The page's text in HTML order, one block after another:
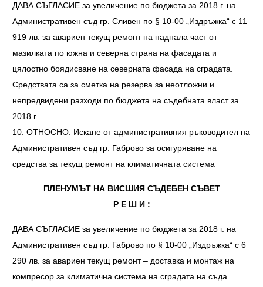
ДАВА СЪГЛАСИЕ за увеличение по бюджета за 2018 г. на
Административен съд гр. Сливен по § 10-00 „Издръжка“ с 11
919 лв. за авариен текущ ремонт на паднала част от
мазилката по южна и северна страна на фасадата и
цялостно боядисване на северната фасада на сградата.
Средствата са за сметка на резерва за неотложни и
непредвидени разходи по бюджета на съдебната власт за
2018 г.
10. ОТНОСНО: Искане от административния ръководител на
Административен съд гр. Габрово за осигуряване на
средства за текущ ремонт на климатичната система
ПЛЕНУМЪТ НА ВИСШИЯ СЪДЕБЕН СЪВЕТ
Р Е Ш И :
ДАВА СЪГЛАСИЕ за увеличение по бюджета за 2018 г. на
Административен съд гр. Габрово по § 10-00 „Издръжка“ с 6
290 лв. за авариен текущ ремонт – доставка и монтаж на
компресор за климатична система на сградата на съда.